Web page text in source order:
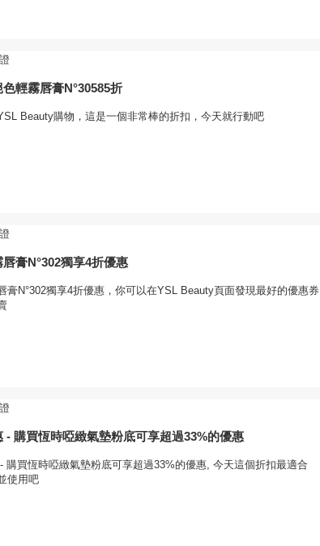
輕霧唇膏N°30585折
Beauty購物，這是一個非常棒的折扣，今天就行動吧
膏N°302獨享4折優惠
膏N°302獨享4折優惠，你可以在YSL Beauty頁面發現最好的優惠券
- 購買恆時啞緻氣墊粉底可享超過33%的優惠
購買恆時啞緻氣墊粉底可享超過33%的優惠, 今天這個折扣最適合
使用吧